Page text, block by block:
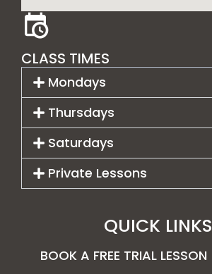
CLASS TIMES
Mondays
Thursdays
Saturdays
Private Lessons
QUICK LINKS
BOOK A FREE TRIAL LESSON